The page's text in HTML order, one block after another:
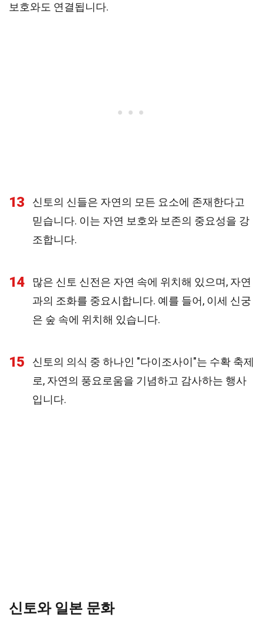
보호와도 연결됩니다.
13
신토의 신들은 자연의 모든 요소에 존재한다고
믿습니다. 이는 자연 보호와 보존의 중요성을 강
조합니다.
14
많은 신토 신전은 자연 속에 위치해 있으며, 자연
과의 조화를 중요시합니다. 예를 들어, 이세 신궁
은 숲 속에 위치해 있습니다.
15
신토의 의식 중 하나인 "다이조사이"는 수확 축제
로, 자연의 풍요로움을 기념하고 감사하는 행사
입니다.
신토와 일본 문화